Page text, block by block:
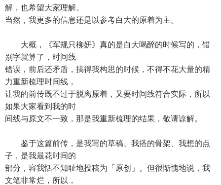
解，也希望大家理解。
当然，我更多的信息还是以参考白大的原着为主。
大概，《军规只柳妍》真的是白大喝醉的时候写的，错
别字就算了，时间线
错误，前后还矛盾，搞得我构思的时候，不得不花大量的精
力重新梳理时间线，
让我的前传既不过于脱离原着，又要时间线符合实际，所以
如果大家看到我的时
间线与原文不一致，那是我重新梳理的结果，敬请谅解。
鉴于这篇前传，是我写的草稿、我搭的骨架、我想的点
子，是我最花时间的
部分，容我恬不知耻地投稿为「原创」。但很惭愧地说，我
文笔非常烂，所以，